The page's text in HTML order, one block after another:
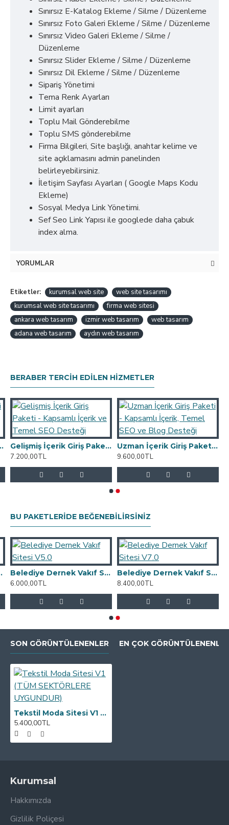
Sınırsız E-Katalog Ekleme / Silme / Düzenleme
Sınırsız Foto Galeri Ekleme / Silme / Düzenleme
Sınırsız Video Galeri Ekleme / Silme /
Düzenleme
Sınırsız Slider Ekleme / Silme / Düzenleme
Sınırsız Dil Ekleme / Silme / Düzenleme
Sipariş Yönetimi
Tema Renk Ayarları
Limit ayarları
Toplu Mail Gönderebilme
Toplu SMS gönderebilme
Firma Bilgileri, Site başlığı, anahtar kelime ve
site açıklamasını admin panelinden
belirleyebilirsiniz.
İletişim Sayfası Ayarları ( Google Maps Kodu
Ekleme)
Sosyal Medya Link Yönetimi.
Sef Seo Link Yapısı ile googlede daha çabuk
index alma.
YORUMLAR
Etiketler: kurumsal web site
web site tasarımı
kurumsal web site tasarımı
firma web sitesi
ankara web tasarım
izmir web tasarım
web tasarım
adana web tasarım
aydın web tasarım
BERABER TERCIH EDILEN HIZMETLER
ve İçerik Desteği
Gelişmiş İçerik Giriş Paketi - Kapsamlı İçerik ve Temel SEO Desteği
7.200,00TL
Uzman İçerik Giriş Paketi - Kapsamlı İçerik, Temel SEO ve Blog Desteği
9.600,00TL
BU PAKETLERIDE BEĞENEBILIRSINIZ
V1.0
Belediye Dernek Vakıf Sitesi V5.0
6.000,00TL
Belediye Dernek Vakıf Sitesi V7.0
8.400,00TL
SON GÖRÜNTÜLENENLER EN ÇOK
Tekstil Moda Sitesi V1 (TÜM SEKTÖRLERE UYGUNDUR)
5.400,00TL
Kurumsal
Hakkımızda
Gizlilik Poliçesi